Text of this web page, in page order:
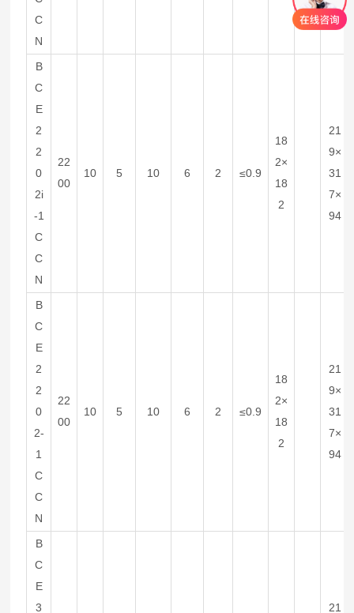
C
N
B
C
E
2
2
0
2i
-1
C
C
N
22
00
10 5 10 6 2 ≤0.9
18
2×
18
2
21
9×
31
7×
94
B
C
E
2
2
0
2-
1
C
C
N
22
00
10 5 10 6 2 ≤0.9
18
2×
18
2
21
9×
31
7×
94
B
C
E
3
21